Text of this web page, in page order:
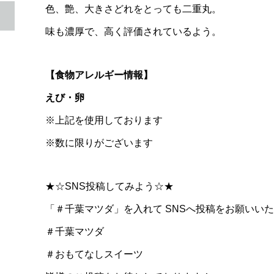
色、艶、大きさどれをとっても二重丸。
味も濃厚で、高く評価されているよう。
【食物アレルギー情報】
えび・卵
※上記を使用しております
※数に限りがございます
★☆SNS投稿してみよう☆★
「＃千葉マツダ」を入れて SNSへ投稿をお願いいた
＃千葉マツダ
＃おもてなしスイーツ